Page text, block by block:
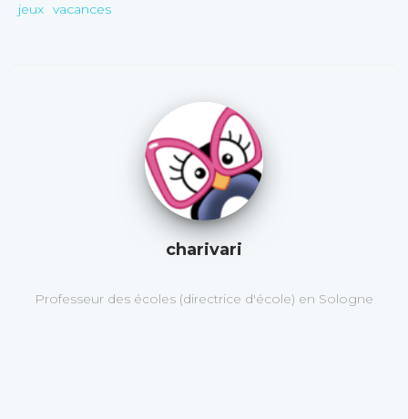
jeux vacances
charivari
Professeur des écoles (directrice d'école) en Sologne